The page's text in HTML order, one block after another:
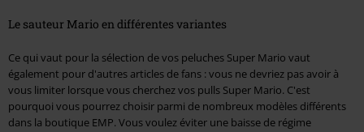
Le sauteur Mario en différentes variantes
Ce qui vaut pour la sélection de vos peluches Super Mario vaut
également pour d'autres articles de fans : vous ne devriez pas avoir à
vous limiter lorsque vous cherchez vos pulls Super Mario. C'est
pourquoi vous pourrez choisir parmi de nombreux modèles différents
dans la boutique EMP. Vous voulez éviter une baisse de régime